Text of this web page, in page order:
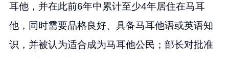
耳他，并在此前6年中累计至少4年居住在马耳
他，同时需要品格良好、具备马耳他语或英语知
识，并被认为适合成为马耳他公民；部长对批准